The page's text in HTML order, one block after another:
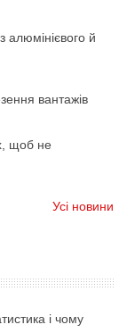
алюмінієвого й
вантажів
щоб не
Усі новини
і чому